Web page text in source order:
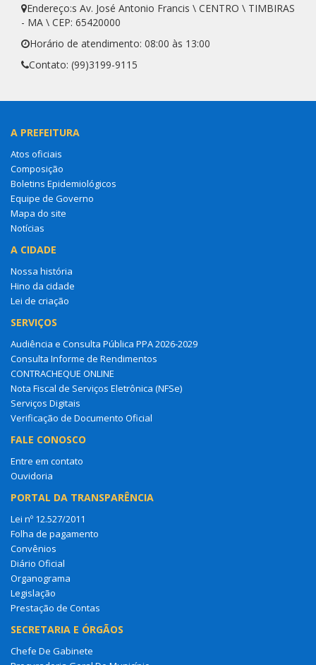
Endereço:s Av. José Antonio Francis \ CENTRO \ TIMBIRAS
- MA \ CEP: 65420000
Horário de atendimento: 08:00 às 13:00
Contato: (99)3199-9115
A PREFEITURA
Atos oficiais
Composição
Boletins Epidemiológicos
Equipe de Governo
Mapa do site
Notícias
A CIDADE
Nossa história
Hino da cidade
Lei de criação
SERVIÇOS
Audiência e Consulta Pública PPA 2026-2029
Consulta Informe de Rendimentos
CONTRACHEQUE ONLINE
Nota Fiscal de Serviços Eletrônica (NFSe)
Serviços Digitais
Verificação de Documento Oficial
FALE CONOSCO
Entre em contato
Ouvidoria
PORTAL DA TRANSPARÊNCIA
Lei nº 12.527/2011
Folha de pagamento
Convênios
Diário Oficial
Organograma
Legislação
Prestação de Contas
SECRETARIA E ÓRGÃOS
Chefe De Gabinete